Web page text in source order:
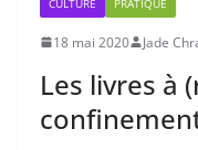
18 mai 2020 Jade
Les livres à